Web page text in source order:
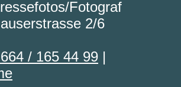
Fotograf
2/6
/ 165 44 99 |